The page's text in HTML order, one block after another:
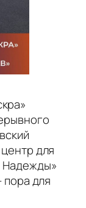
для
Надежды»
для